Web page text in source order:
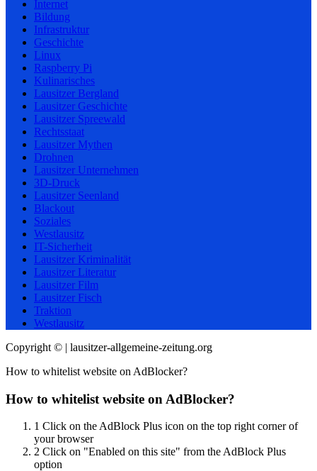
Internet
Bildung
Infrastruktur
Geschichte
Linux
Raspberry Pi
Kulinarisches
Lausitzer Bergland
Lausitzer Geschichte
Lausitzer Spreewald
Rechtsstaat
Lausitzer Mythen
Drohnen
Lausitzer Unternehmen
3D-Druck
Lausitzer Seenland
Blackout
Soziales
Westlausitz
IT-Sicherheit
Lausitzer Kriminalität
Lausitzer Literatur
Lausitzer Film
Lausitzer Fisch
Traktion
Westlausitz
Copyright © | lausitzer-allgemeine-zeitung.org
How to whitelist website on AdBlocker?
How to whitelist website on AdBlocker?
1 Click on the AdBlock Plus icon on the top right corner of
your browser
2 Click on "Enabled on this site" from the AdBlock Plus
option